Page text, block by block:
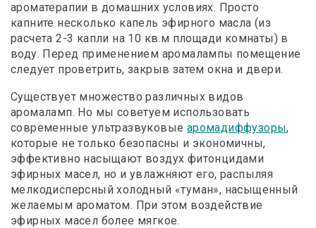
ароматерапии в домашних условиях. Просто
капните несколько капель эфирного масла (из
расчета 2-3 капли на 10 кв.м площади комнаты) в
воду. Перед применением аромалампы помещение
следует проветрить, закрыв затем окна и двери.
Существует множество различных видов
аромаламп. Но мы советуем использовать
современные ультразвуковые аромадиффузоры,
которые не только безопасны и экономичны,
эффективно насыщают воздух фитонцидами
эфирных масел, но и увлажняют его, распыляя
мелкодисперсный холодный «туман», насыщенный
желаемым ароматом. При этом воздействие
эфирных масел более мягкое.